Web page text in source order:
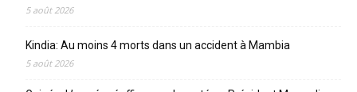
5 août 2026
Kindia: Au moins 4 morts dans un accident à Mambia
5 août 2026